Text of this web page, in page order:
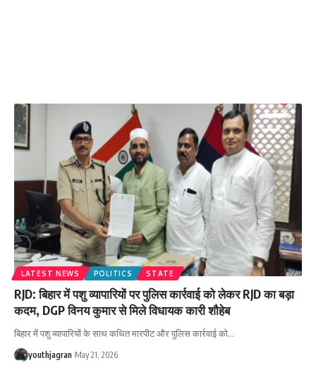
LATEST NEWS POLITICS STATE
RJD: बिहार में पशु व्यापारियों पर पुलिस कार्रवाई को लेकर RJD का बड़ा
कदम, DGP विनय कुमार से मिले विधायक कारी शौहेब
बिहार में पशु व्यापारियों के साथ कथित मारपीट और पुलिस कार्रवाई को…
youthjagran May 21, 2026